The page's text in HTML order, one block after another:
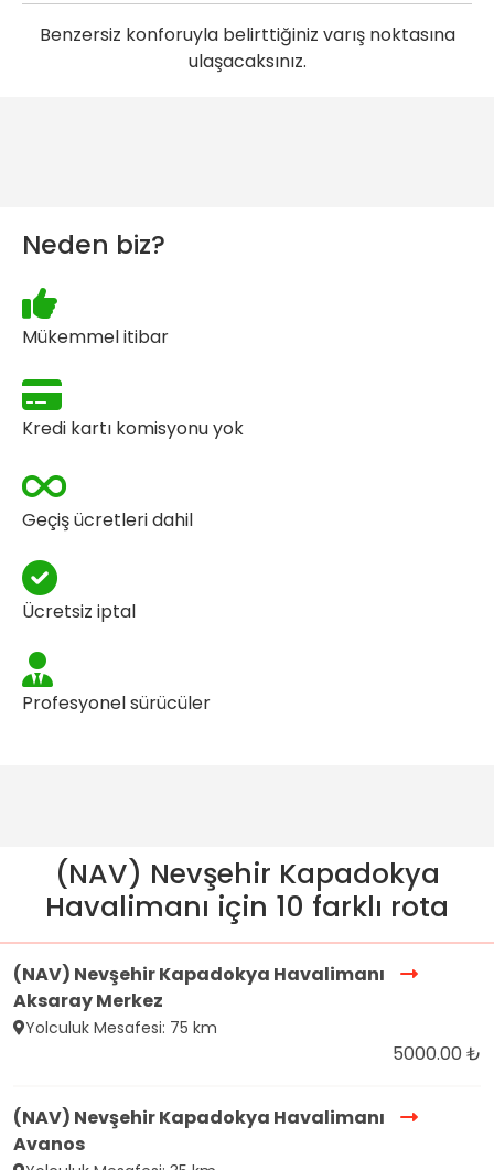
Benzersiz konforuyla belirttiğiniz varış noktasına
ulaşacaksınız.
Neden biz?
Mükemmel itibar
Kredi kartı komisyonu yok
Geçiş ücretleri dahil
Ücretsiz iptal
Profesyonel sürücüler
(NAV) Nevşehir Kapadokya
Havalimanı için 10 farklı rota
(NAV) Nevşehir Kapadokya Havalimanı
Aksaray Merkez
Yolculuk Mesafesi: 75 km
5000.00 ₺
(NAV) Nevşehir Kapadokya Havalimanı
Avanos